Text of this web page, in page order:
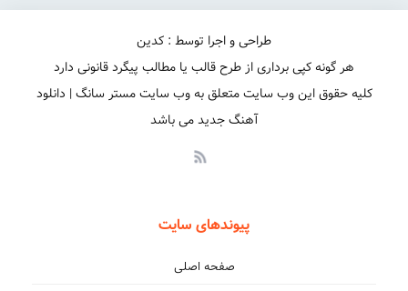
طراحی و اجرا توسط : کدین
هر گونه کپی برداری از طرح قالب یا مطالب پیگرد قانونی دارد
کلیه حقوق این وب سایت متعلق به وب سایت مستر سانگ | دانلود
آهنگ جدید می باشد
پیوندهای سایت
صفحه اصلی